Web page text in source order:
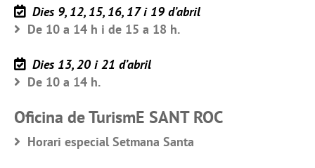
Dies 9, 12, 15, 16, 17 i 19 d’abril
De 10 a 14 h i de 15 a 18 h.
Dies 13, 20 i 21 d’abril
De 10 a 14 h.
Oficina de TurismE SANT ROC
Horari especial Setmana Santa